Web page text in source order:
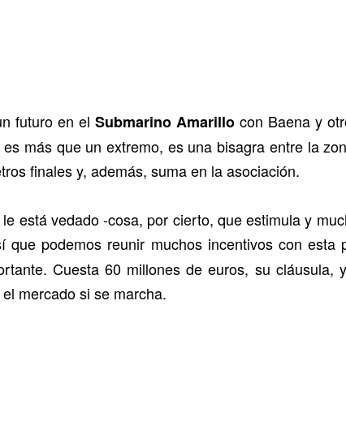
futuro en elSubmarino Amarillo con Baena y
más que un extremo, es una bisagra entre la
finales y, además, suma en la asociación.
está vedado -cosa, por cierto, que estimula y
podemos reunir muchos incentivos con esta
Cuesta 60 millones de euros, su cláusula,
mercado si se marcha.